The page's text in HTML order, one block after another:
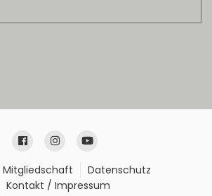
Mitgliedschaft
Datenschutz
Kontakt / Impressum